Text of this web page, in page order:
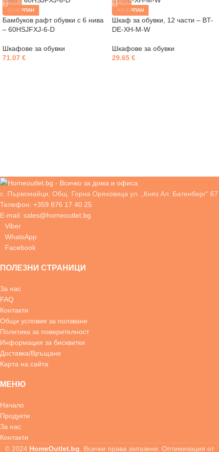
ИЗЧЕРПАН
Бамбуков рафт обувки с 6 нива
– 60HSJFXJ-6-D
Шкафове за обувки
71.07 €
ИЗЧЕРПАН
Шкаф за обувки, 12 части – BT-
DE-XH-M-W
Шкафове за обувки
29.65 €
с. Първомайци, Общ. Горна Оряховица ул. „Княз Ал. Батенберг“ 67
Телефон: +359 876 17 40 25
E-mail: sales@homeoutlet.bg
Viber
WhatsApp
Facebook
ПОЛЕЗНИ СТРАНИЦИ
За нас
FAQ
Контакти
Общи условия за ползване
Политика за поверителност
Информация за бисквитки
Доставка/Връщане
Карта на сайта
МЕНЮ
Начало
Продукти
За нас
Контакти
© 2024 HomeOutlet.bg . Всички права запазени. Оптимизация от